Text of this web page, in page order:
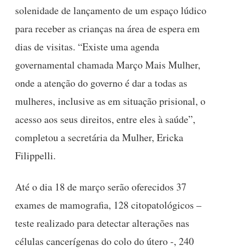
solenidade de lançamento de um espaço lúdico
para receber as crianças na área de espera em
dias de visitas. “Existe uma agenda
governamental chamada Março Mais Mulher,
onde a atenção do governo é dar a todas as
mulheres, inclusive as em situação prisional, o
acesso aos seus direitos, entre eles à saúde”,
completou a secretária da Mulher, Ericka
Filippelli.
Até o dia 18 de março serão oferecidos 37
exames de mamografia, 128 citopatológicos –
teste realizado para detectar alterações nas
células cancerígenas do colo do útero -, 240